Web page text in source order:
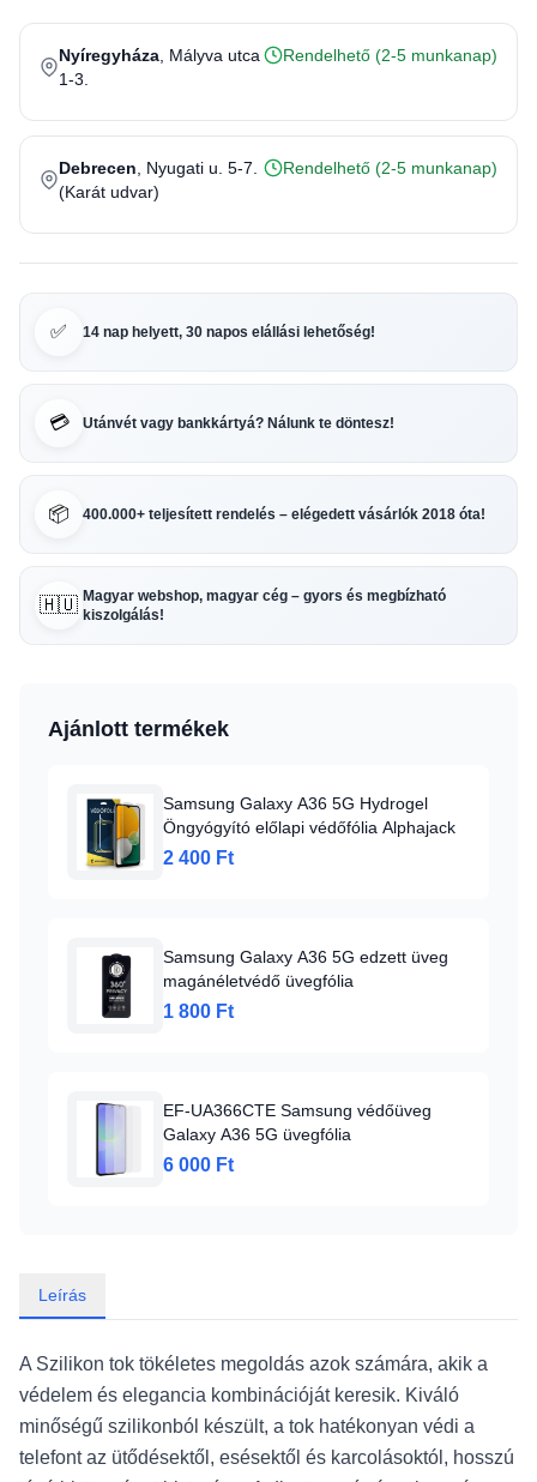
Nyíregyháza , Mályva utca
1-3.
Rendelhető (2-5 munkanap)
Debrecen , Nyugati u. 5-7.
(Karát udvar)
Rendelhető (2-5 munkanap)
✅ 14 nap helyett, 30 napos elállási lehetőség!
💳 Utánvét vagy bankkártyá? Nálunk te döntesz!
📦 400.000+ teljesített rendelés – elégedett vásárlók 2018 óta!
🇭🇺 Magyar webshop, magyar cég – gyors és megbízható
kiszolgálás!
Ajánlott termékek
Samsung Galaxy A36 5G Hydrogel
Öngyógyító előlapi védőfólia Alphajack
2 400 Ft
Samsung Galaxy A36 5G edzett üveg
magánéletvédő üvegfólia
1 800 Ft
EF-UA366CTE Samsung védőüveg
Galaxy A36 5G üvegfólia
6 000 Ft
Leírás
A Szilikon tok tökéletes megoldás azok számára, akik a
védelem és elegancia kombinációját keresik. Kiváló
minőségű szilikonból készült, a tok hatékonyan védi a
telefont az ütődésektől, esésektől és karcolásoktól, hosszú